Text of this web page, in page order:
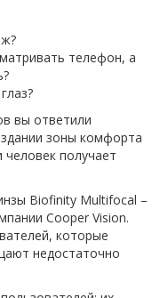
телефон, а
вы ответили
зоны комфорта
получает
Biofinity Multifocal –
Cooper Vision.
которые
недостаточно